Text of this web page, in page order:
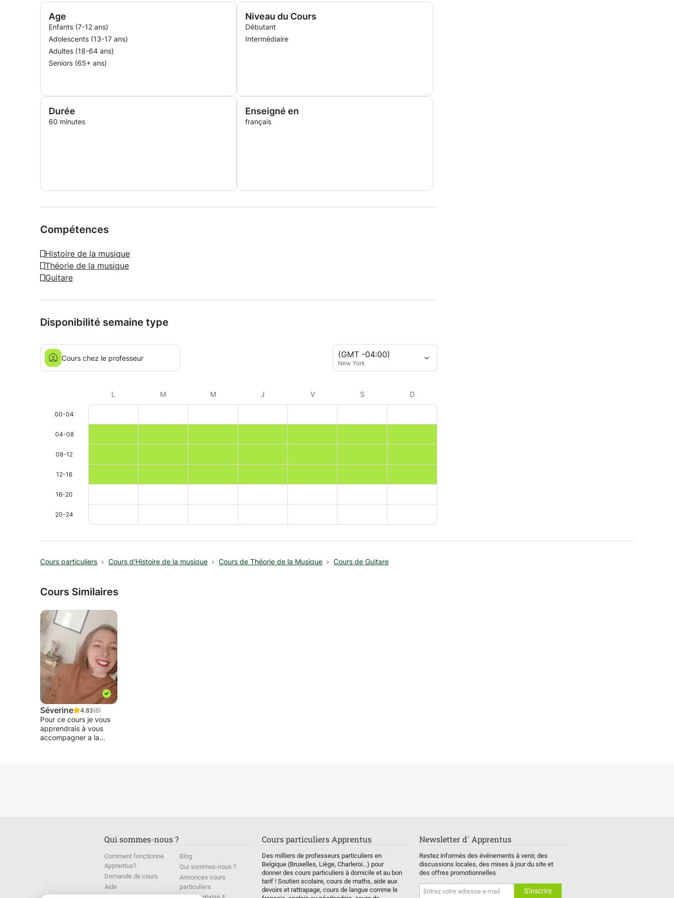
Age
Enfants (7-12 ans)
Adolescents (13-17 ans)
Adultes (18-64 ans)
Seniors (65+ ans)
Niveau du Cours
Débutant
Intermédiaire
Durée
60 minutes
Enseigné en
français
Compétences
Histoire de la musique
Théorie de la musique
Guitare
Disponibilité semaine type
(GMT -04:00)
New York
Cours chez le professeur
L M M J V S D
00-04
04-08
08-12
12-16
16-20
20-24
Cours particuliers Cours d'Histoire de la musique Cours de Théorie de la Musique Cours de Guitare
Cours Similaires
Séverine 4.83(6)
Pour ce cours je vous
apprendrais à vous
accompagner a la
Qui sommes-nous ?
Comment fonctionne
Apprentus?
Demande de cours
Aide
Blog
Qui sommes-nous ?
Annonces cours
particuliers
Cours particuliers Apprentus
Des milliers de professeurs particuliers en
Belgique (Bruxelles, Liège, Charleroi...) pour
donner des cours particuliers à domicile et au bon
tarif ! Soutien scolaire, cours de maths, aide aux
devoirs et rattrapage, cours de langue comme le
Newsletter d' Apprentus
Restez informés des événements à venir, des
discussions locales, des mises à jour du site et
des offres promotionnelles